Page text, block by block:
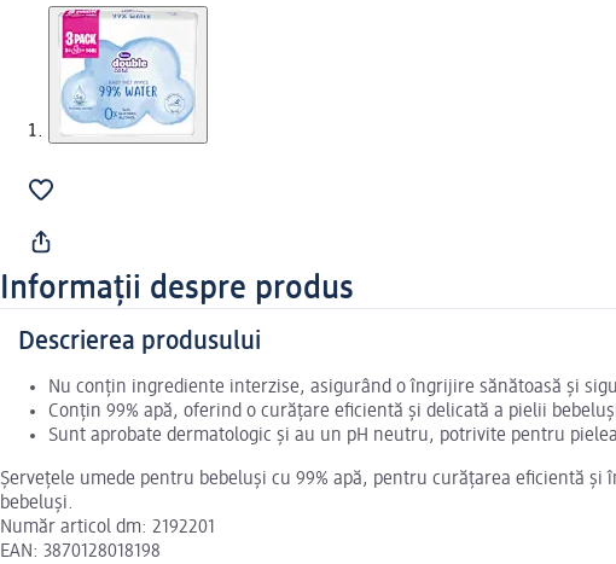
Informații despre produs
Descrierea produsului
Nu conțin ingrediente interzise, asigurând o îngrijire sănătoasă și
Conțin 99% apă, oferind o curățare eficientă și delicată a pielii
Sunt aprobate dermatologic și au un pH neutru, potrivite pentru
Șervețele umede pentru bebeluși cu 99% apă, pentru curățarea eficientă
bebeluși.
Număr articol dm: 2192201
EAN: 3870128018198